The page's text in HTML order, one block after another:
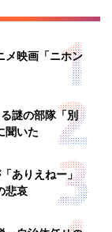
映画「ニホン
謎の部隊「別
聞いた
ありえねー」
悲哀